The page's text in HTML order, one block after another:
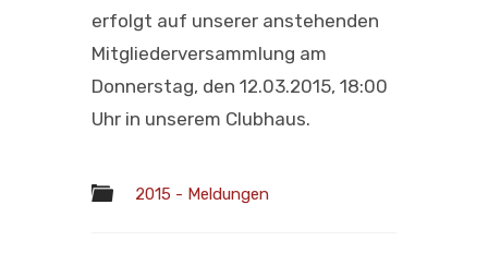
erfolgt auf unserer anstehenden
Mitgliederversammlung am
Donnerstag, den 12.03.2015, 18:00
Uhr in unserem Clubhaus.
2015 - Meldungen